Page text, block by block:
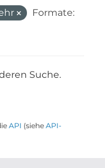
Formate:
Suche.
API (siehe API-